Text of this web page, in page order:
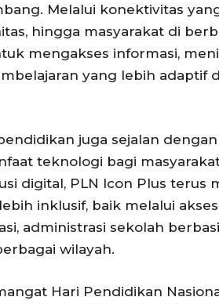
Melalui konektivitas
hingga masyarakat di
mengakses informasi,
yang lebih adaptif
juga sejalan
teknologi bagi
digital, PLN Icon Plus terus
inklusif, baik melalui
administrasi sekolah
wilayah.
Hari Pendidikan